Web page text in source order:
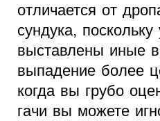
отличается от
сундука,
выставлены иные
выпадение более
когда вы грубо
гачи вы можете